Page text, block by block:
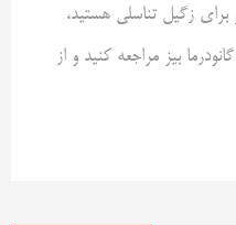
زگیل تناسلی هستید،
بیز مراجعه کنید و از